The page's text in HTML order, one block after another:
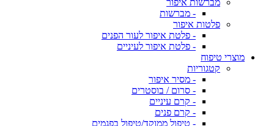
מברשות איפור
- מברשות
פלטות איפור
- פלטת איפור לעור הפנים
- פלטת איפור לעיניים
מוצרי טיפוח
קטגוריות
- מסיר איפור
- סרום / בוסטרים
- קרם עיניים
- קרם פנים
- טיפול ממוקד/טיפול בפגמים